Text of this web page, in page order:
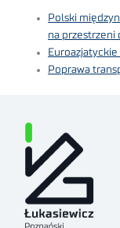
Polski
na przestrzeni
Poprawa